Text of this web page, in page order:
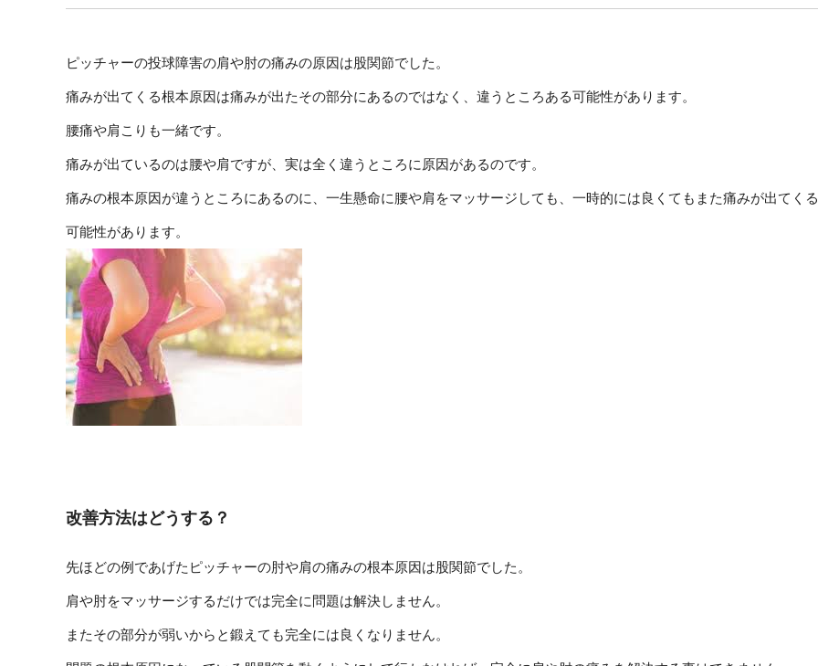
ピッチャーの投球障害の肩や肘の痛みの原因は股関節でした。
痛みが出てくる根本原因は痛みが出たその部分にあるのではなく、違うところある可能性があります。
腰痛や肩こりも一緒です。
痛みが出ているのは腰や肩ですが、実は全く違うところに原因があるのです。
痛みの根本原因が違うところにあるのに、一生懸命に腰や肩をマッサージしても、一時的には良くてもまた痛みが出てくる
可能性があります。
改善方法はどうする？
先ほどの例であげたピッチャーの肘や肩の痛みの根本原因は股関節でした。
肩や肘をマッサージするだけでは完全に問題は解決しません。
またその部分が弱いからと鍛えても完全には良くなりません。